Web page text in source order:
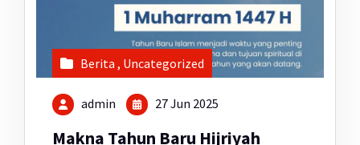
Berita , Uncategorized
admin 27 Jun 2025
Makna Tahun Baru Hijriyah